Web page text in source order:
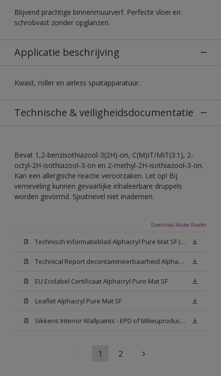
Blijvend prachtige binnenmuurverf. Perfecte vloei en
schrobvast zonder opglanzen.
Applicatie beschrijving
Kwast, roller en airless spuitapparatuur.
Technische & veiligheidsdocumentatie
Bevat 1,2-benzisothiazool-3(2H)-on, C(M)IT/MIT(3:1), 2-
octyl-2H-isothiazool-3-on en 2-methyl-2H-isothiazool-3-on.
Kan een allergische reactie veroorzaken. Let op! Bij
verneveling kunnen gevaarlijke inhaleerbare druppels
worden gevormd. Spuitnevel niet inademen.
Download Adobe Reader
Technisch Informatieblad Alphacryl Pure Mat SF (New Livery) (PDF)
Technical Report decontamineerbaarheid Alphacryl Pure Mat SF
EU Ecolabel Certificaat Alphacryl Pure Mat SF
Leaflet Alphacryl Pure Mat SF
Sikkens Interior Wallpaints - EPD of Milieuproductverklaring
1 2